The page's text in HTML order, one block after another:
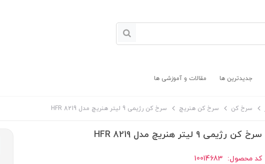
جدیدترین ها مقالات و آموزشی ها
سرخ کن سرخ کن هنریچ سرخ کن رژیمی 9 لیتر هنریچ مدل HFR 8219
سرخ کن رژیمی 9 لیتر هنریچ مدل HFR 8219
کد محصول: 10014683